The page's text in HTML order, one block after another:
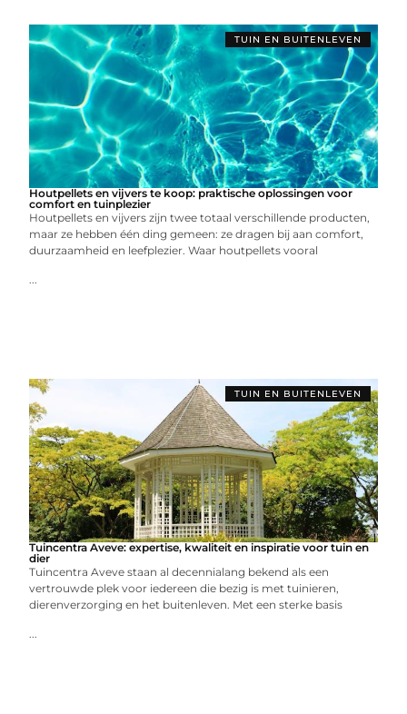
TUIN EN BUITENLEVEN
Houtpellets en vijvers te koop: praktische oplossingen voor
comfort en tuinplezier
Houtpellets en vijvers zijn twee totaal verschillende producten,
maar ze hebben één ding gemeen: ze dragen bij aan comfort,
duurzaamheid en leefplezier. Waar houtpellets vooral
...
TUIN EN BUITENLEVEN
Tuincentra Aveve: expertise, kwaliteit en inspiratie voor tuin en
dier
Tuincentra Aveve staan al decennialang bekend als een
vertrouwde plek voor iedereen die bezig is met tuinieren,
dierenverzorging en het buitenleven. Met een sterke basis
...